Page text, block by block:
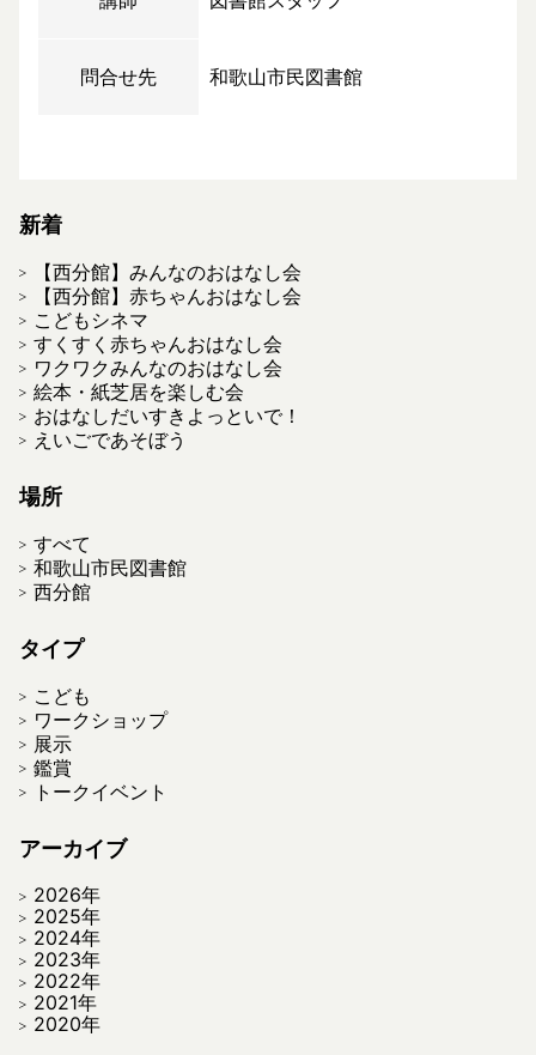
問合せ先 和歌山市民図書館
新着
【西分館】みんなのおはなし会
【西分館】赤ちゃんおはなし会
こどもシネマ
すくすく赤ちゃんおはなし会
ワクワクみんなのおはなし会
絵本・紙芝居を楽しむ会
おはなしだいすきよっといで！
えいごであそぼう
場所
すべて
和歌山市民図書館
西分館
タイプ
こども
ワークショップ
展示
鑑賞
トークイベント
アーカイブ
2026年
2025年
2024年
2023年
2022年
2021年
2020年